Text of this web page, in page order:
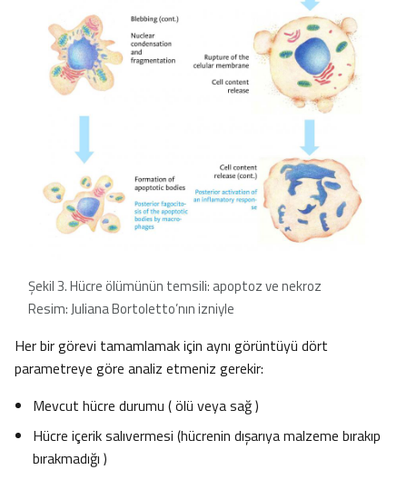
Şekil 3. Hücre ölümünün temsili: apoptoz ve nekroz
Resim: Juliana Bortoletto’nın izniyle
Her bir görevi tamamlamak için aynı görüntüyü dört
parametreye göre analiz etmeniz gerekir:
Mevcut hücre durumu ( ölü veya sağ )
Hücre içerik salıvermesi (hücrenin dışarıya malzeme bırakıp
bırakmadığı )